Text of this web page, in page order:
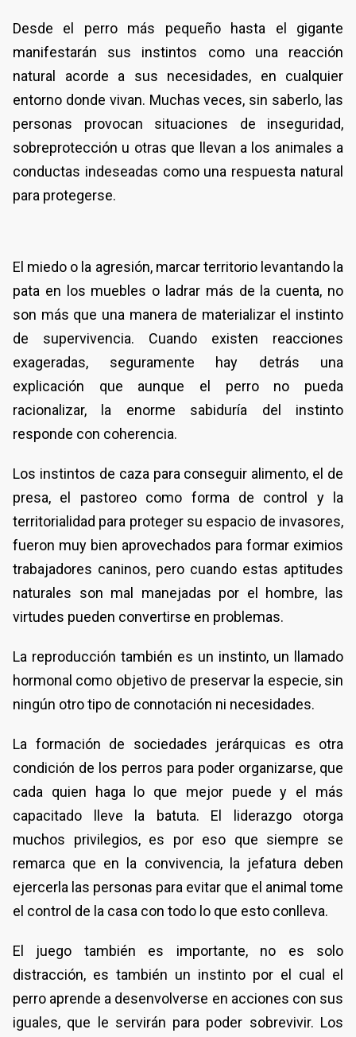
Desde el perro más pequeño hasta el gigante
manifestarán sus instintos como una reacción
natural acorde a sus necesidades, en cualquier
entorno donde vivan. Muchas veces, sin saberlo, las
personas provocan situaciones de inseguridad,
sobreprotección u otras que llevan a los animales a
conductas indeseadas como una respuesta natural
para protegerse.
El miedo o la agresión, marcar territorio levantando la
pata en los muebles o ladrar más de la cuenta, no
son más que una manera de materializar el instinto
de supervivencia. Cuando existen reacciones
exageradas, seguramente hay detrás una
explicación que aunque el perro no pueda
racionalizar, la enorme sabiduría del instinto
responde con coherencia.
Los instintos de caza para conseguir alimento, el de
presa, el pastoreo como forma de control y la
territorialidad para proteger su espacio de invasores,
fueron muy bien aprovechados para formar eximios
trabajadores caninos, pero cuando estas aptitudes
naturales son mal manejadas por el hombre, las
virtudes pueden convertirse en problemas.
La reproducción también es un instinto, un llamado
hormonal como objetivo de preservar la especie, sin
ningún otro tipo de connotación ni necesidades.
La formación de sociedades jerárquicas es otra
condición de los perros para poder organizarse, que
cada quien haga lo que mejor puede y el más
capacitado lleve la batuta. El liderazgo otorga
muchos privilegios, es por eso que siempre se
remarca que en la convivencia, la jefatura deben
ejercerla las personas para evitar que el animal tome
el control de la casa con todo lo que esto conlleva.
El juego también es importante, no es solo
distracción, es también un instinto por el cual el
perro aprende a desenvolverse en acciones con sus
iguales, que le servirán para poder sobrevivir. Los